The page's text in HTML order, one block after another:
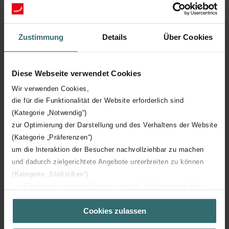
Zustimmung Details Über Cookies
Diese Webseite verwendet Cookies
Wir verwenden Cookies,
die für die Funktionalität der Website erforderlich sind
(Kategorie „Notwendig“)
zur Optimierung der Darstellung und des Verhaltens der Website
(Kategorie „Präferenzen“)
um die Interaktion der Besucher nachvollziehbar zu machen
und dadurch zielgerichtete Angebote unterbreiten zu können
(Kategorie „Statistiken“)
(Kategorie „Marketing“)
Über „Details zeigen“ bzw. die Datenschutzerklärung erhalten
Sie weitere Informationen. Durch die Auswahl der Kategorie
Cookies zulassen
Switzerland
China
Brands in Europe
Acova